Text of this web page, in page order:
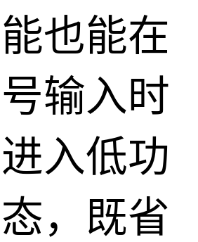
也能在
输入时
入低功
，既省